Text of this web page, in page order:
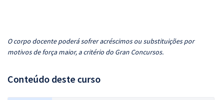
O corpo docente poderá sofrer acréscimos ou substituições por
motivos de força maior, a critério do Gran Concursos.
Conteúdo deste curso